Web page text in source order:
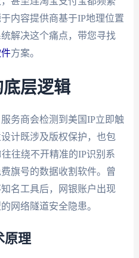
内容提供商基于IP地理位置
解决这个痛点，带您寻找
方案。
层逻辑
务商会检测到美国IP立即触
计既涉及版权保护，也包
往绕不开精准的IP识别系
旗号的数据收割软件。曾
名工具后，网银账户出现
网络隧道安全隐患。
原理